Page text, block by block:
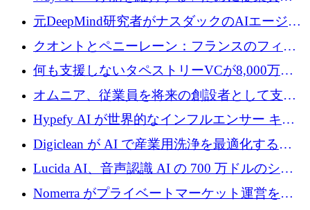
8,500万ドルの株式公開買い付けを実施
元DeepMind研究者がナスダックのAIエージェ
ントを拡張するためにCreandumの資金調達で
記録を獲得
クオントとペニーレーン：フランスのフィン
テックの友人と敵
何も支援しないタペストリーVCが8,000万ド
ルの資金を調達、ロンドン事務所を開設
オムニア、従業員を将来の創設者として支援
するために Firedrop でファンドを立ち上げる
Hypefy AI が世界的なインフルエンサー キャ
ンペーンを自動化するためにシリーズ A で
720 万ドルを調達
Digiclean が AI で産業用洗浄を最適化するた
めに 250 万ユーロを調達
Lucida AI、音声認識 AI の 700 万ドルのシー
ドラウンドを終了
Nomerra がプライベートマーケット運営を自